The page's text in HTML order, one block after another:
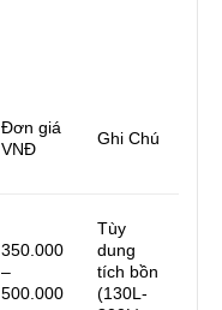
Đơn giá
VNĐ
Ghi Chú
350.000
–
500.000
Tùy
dung
tích bồn
(130L-